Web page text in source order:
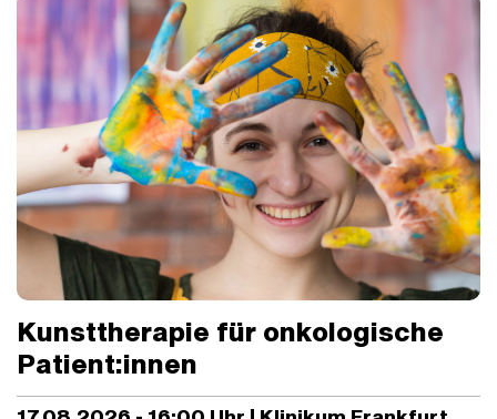
Kunsttherapie für onkologische
Patient:innen